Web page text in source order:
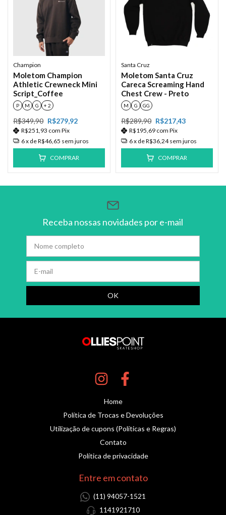
Champion
Moletom Champion
Athletic Crewneck Mini
Script_Coffee
P M G + 2
R$349,90 R$279,92
R$251,93 com Pix
6x deR$46,65 sem juros
COMPRAR
Santa Cruz
Moletom Santa Cruz
Careca Screaming Hand
Chest Crew - Preto
M G GG
R$289,90 R$217,43
R$195,69 com Pix
6x deR$36,24 sem juros
COMPRAR
Receba nossas novidades por e-mail
Home
Política de Trocas e Devoluções
Utilização de cupons (Políticas e Regras)
Contato
Política de privacidade
Entre em contato
(11) 94057-1521
1141921710